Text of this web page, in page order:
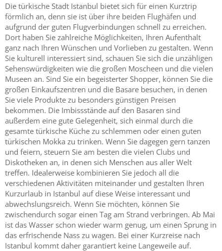
Die türkische Stadt Istanbul bietet sich für einen Kurztrip
förmlich an, denn sie ist über ihre beiden Flughäfen und
aufgrund der guten Flugverbindungen schnell zu erreichen.
Dort haben Sie zahlreiche Möglichkeiten, Ihren Aufenthalt
ganz nach Ihren Wünschen und Vorlieben zu gestalten. Wenn
Sie kulturell interessiert sind, schauen Sie sich die unzähligen
Sehenswürdigkeiten wie die großen Moscheen und die vielen
Museen an. Sind Sie ein begeisterter Shopper, können Sie die
großen Einkaufszentren und die Basare besuchen, in denen
Sie viele Produkte zu besonders günstigen Preisen
bekommen. Die Imbissstände auf den Basaren sind
außerdem eine gute Gelegenheit, sich einmal durch die
gesamte türkische Küche zu schlemmen oder einen guten
türkischen Mokka zu trinken. Wenn Sie dagegen gern tanzen
und feiern, steuern Sie am besten die vielen Clubs und
Diskotheken an, in denen sich Menschen aus aller Welt
treffen. Idealerweise kombinieren Sie jedoch all die
verschiedenen Aktivitäten miteinander und gestalten Ihren
Kurzurlaub in Istanbul auf diese Weise interessant und
abwechslungsreich. Wenn Sie möchten, können Sie
zwischendurch sogar einen Tag am Strand verbringen. Ab Mai
ist das Wasser schon wieder warm genug, um einen Sprung in
das erfrischende Nass zu wagen. Bei einer Kurzreise nach
Istanbul kommt daher garantiert keine Langeweile auf.